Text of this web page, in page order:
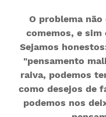
O problema
comemos, e sim
Sejamos
"pensamento
raiva, podemos
como desejos de
podemos nos